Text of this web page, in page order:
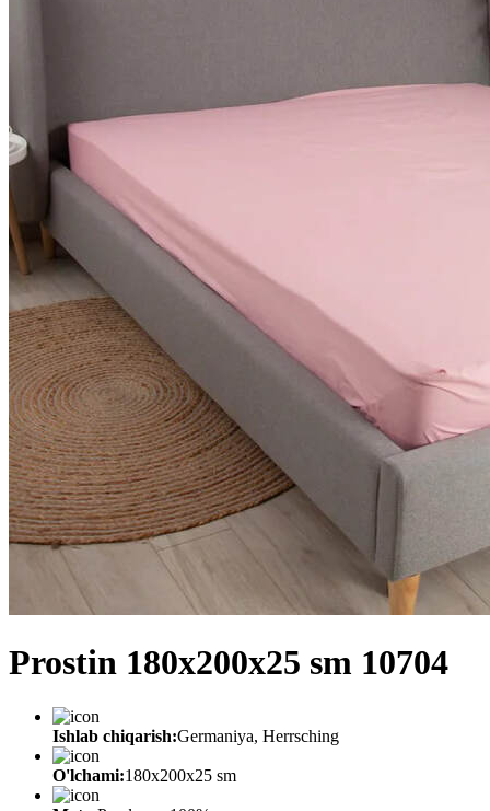
Prostin 180x200x25 sm 10704
Ishlab chiqarish:Germaniya, Herrsching
O'lchami:180x200x25 sm